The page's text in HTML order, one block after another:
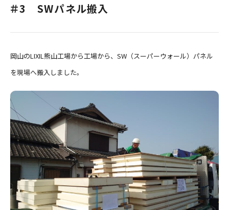
＃3 SWパネル搬入
岡山のLIXIL熊山工場から工場から、SW（スーパーウォール）パネル
を現場へ搬入しました。